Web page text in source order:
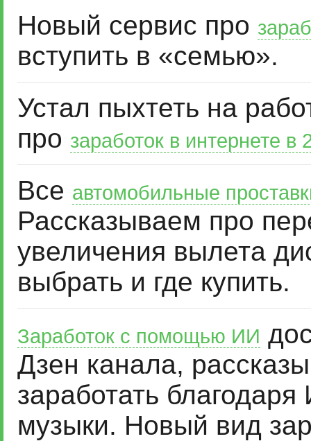
Новый сервис про
вступить в «семью».
Устал пыхтеть на
про заработок в интернете в
Все автомобильные
Рассказываем про
увеличения вылета
выбрать и где купить.
Заработок с помощью ИИ
Дзен канала,
заработать
музыки. Новый вид